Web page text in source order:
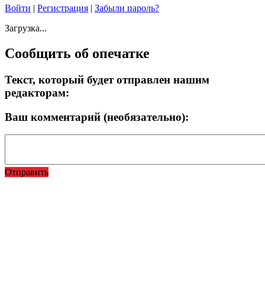
Войти | Регистрация | Забыли пароль?
Загрузка...
Сообщить об опечатке
Текст, который будет отправлен нашим
редакторам:
Ваш комментарий (необязательно):
Отправить